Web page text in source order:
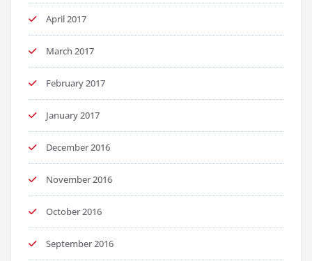
April 2017
March 2017
February 2017
January 2017
December 2016
November 2016
October 2016
September 2016